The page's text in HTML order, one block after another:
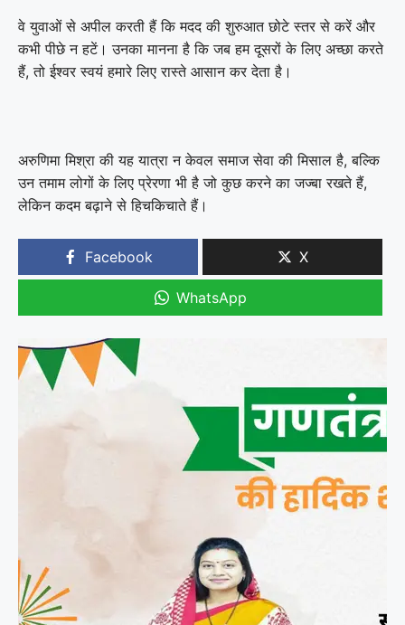
वे युवाओं से अपील करती हैं कि मदद की शुरुआत छोटे स्तर से करें और
कभी पीछे न हटें। उनका मानना है कि जब हम दूसरों के लिए अच्छा करते
हैं, तो ईश्वर स्वयं हमारे लिए रास्ते आसान कर देता है।
अरुणिमा मिश्रा की यह यात्रा न केवल समाज सेवा की मिसाल है, बल्कि
उन तमाम लोगों के लिए प्रेरणा भी है जो कुछ करने का जज्बा रखते हैं,
लेकिन कदम बढ़ाने से हिचकिचाते हैं।
Facebook X
WhatsApp